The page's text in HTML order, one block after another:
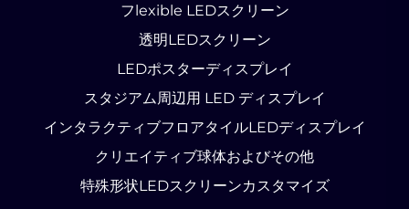
フlexible LEDスクリーン
透明LEDスクリーン
LEDポスターディスプレイ
スタジアム周辺用 LED ディスプレイ
インタラクティブフロアタイルLEDディスプレイ
クリエイティブ球体およびその他
特殊形状LEDスクリーンカスタマイズ